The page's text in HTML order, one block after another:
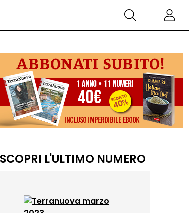
SCOPRI L'ULTIMO NUMERO